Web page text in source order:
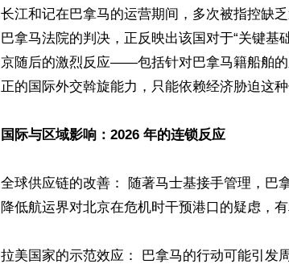
长江和记在巴拿马的运营期间，多次被指控缺
巴拿马法院的判决，正反映出该国对于“关键基
京随后的激烈反应——包括针对巴拿马籍船舶
正的国际外交斡旋能力，只能依赖经济胁迫这种
国际与区域影响：2026 年的连锁反应
全球供应链的改善： 随著马士基接手管理，巴
降低航运界对北京在危机时干预港口的疑虑，有
拉美国家的示范效应： 巴拿马的行动可能引发